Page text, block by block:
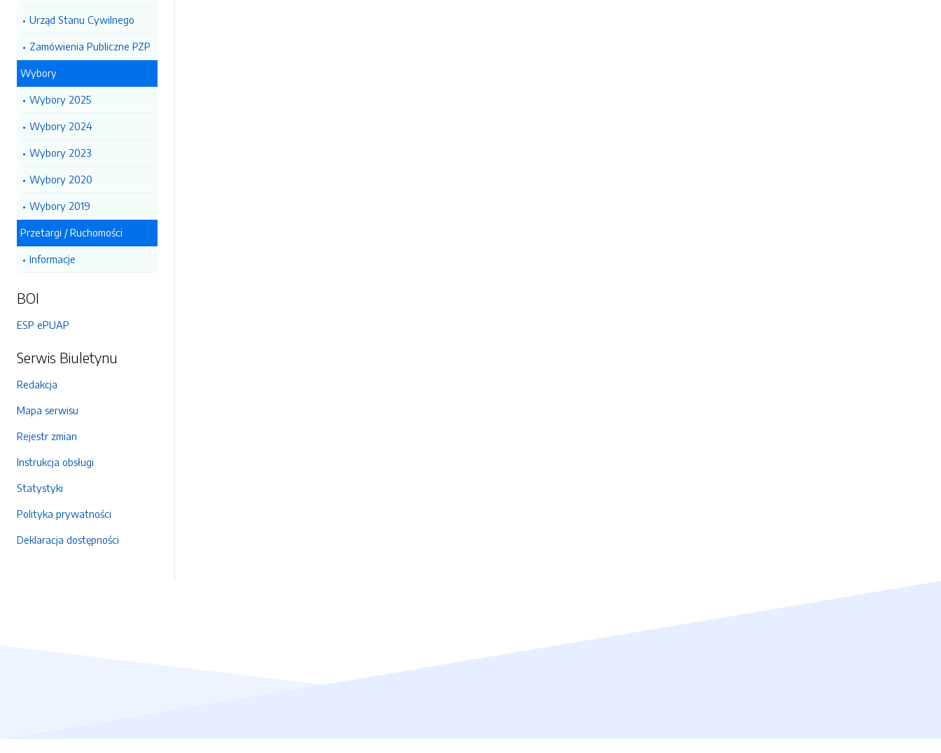
Urząd Stanu Cywilnego
Zamówienia Publiczne PZP
Wybory
Wybory 2025
Wybory 2024
Wybory 2023
Wybory 2020
Wybory 2019
Przetargi / Ruchomości
Informacje
BOI
ESP ePUAP
Serwis Biuletynu
Redakcja
Mapa serwisu
Rejestr zmian
Instrukcja obsługi
Statystyki
Polityka prywatności
Deklaracja dostępności